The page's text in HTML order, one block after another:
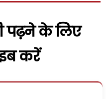
पढ़ने के लिए
करें